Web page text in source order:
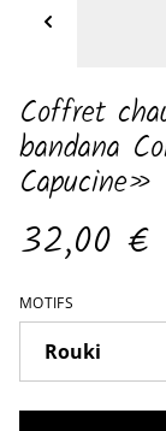
Coffret
bandana
Capucine»
32,00 €
MOTIFS